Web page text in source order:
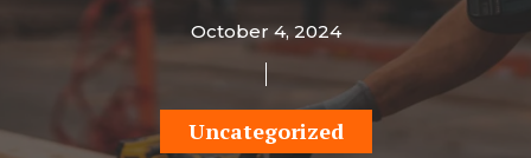
October 4, 2024
Uncategorized